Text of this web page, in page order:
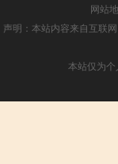
网站
声明：本站内容来自互联
本站仅为